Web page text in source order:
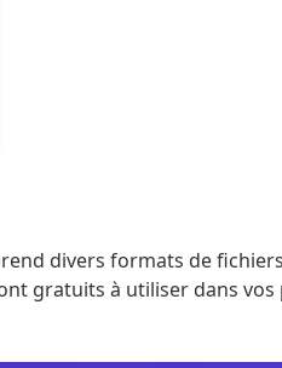
divers formats de
gratuits à utiliser dans